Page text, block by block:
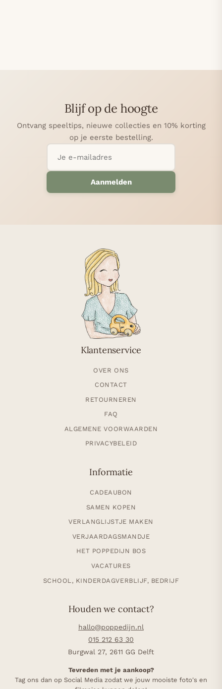
Blijf op de hoogte
Ontvang speeltips, nieuwe collecties en 10% korting
op je eerste bestelling.
Aanmelden
Klantenservice
OVER ONS
CONTACT
RETOURNEREN
FAQ
ALGEMENE VOORWAARDEN
PRIVACYBELEID
Informatie
CADEAUBON
SAMEN KOPEN
VERLANGLIJSTJE MAKEN
VERJAARDAGSMANDJE
HET POPPEDIJN BOS
VACATURES
SCHOOL, KINDERDAGVERBLIJF, BEDRIJF
Houden we contact?
hallo@poppedijn.nl
015 212 63 30
Burgwal 27, 2611 GG Delft
Tevreden met je aankoop?
Tag ons dan op Social Media zodat we jouw mooiste foto's en